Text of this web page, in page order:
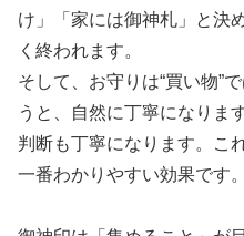
け」「家には御神札」と決
く終われます。
そして、お守りは“買い物”
うと、自然に丁寧になりま
判断も丁寧になります。こ
一番わかりやすい効果です。